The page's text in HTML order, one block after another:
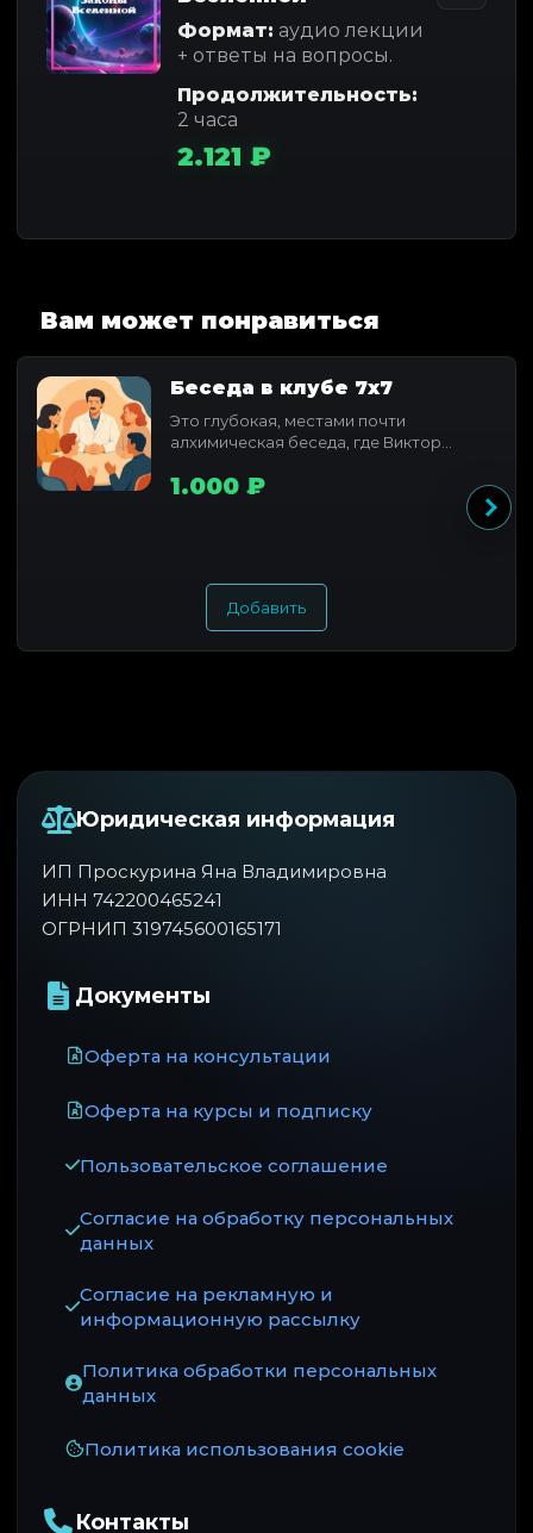
Формат: аудио лекции
+ ответы на вопросы.
Продолжительность:
2 часа
2.121 ₽
Вам может понравиться
Беседа в клубе 7x7
Это глубокая, местами почти
алхимическая беседа, где Виктор
1.000 ₽
Добавить
Юридическая информация
ИП Проскурина Яна Владимировна
ИНН 742200465241
ОГРНИП 319745600165171
Документы
Оферта на консультации
Оферта на курсы и подписку
Пользовательское соглашение
Согласие на обработку персональных
данных
Согласие на рекламную и
информационную рассылку
Политика обработки персональных
данных
Политика использования cookie
Контакты